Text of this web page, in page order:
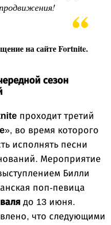
на сайте Fortnite.
сезон
проходит третий
», во время которого
исполнять песни
Мероприятие
Билли
поп-певица
до 13 июня.
что следующими